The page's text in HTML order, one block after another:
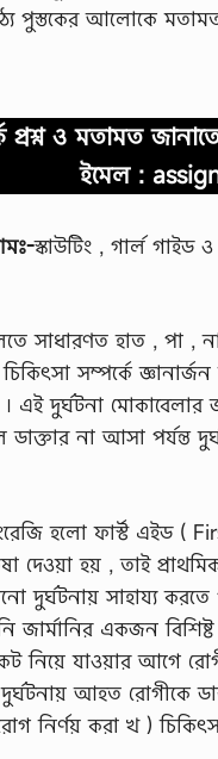
পুস্তকের আলােকে
প্রশ্ন ও মতামত
ইমেল :
স্কাউটিং , গার্ল গাইড
সাধারণত হাত , পা ,
চিকিৎসা সম্পর্কে
এই দুর্ঘটনা
ডাক্তার না আসা পর্যন্ত
হলাে ফার্স্ট এইড
দেওয়া হয় , তাই
সাহায্য করতে
জার্মানির একজন
নিয়ে যাওয়ার আগে
আহত রােগীকে
নির্ণয় করা খ )